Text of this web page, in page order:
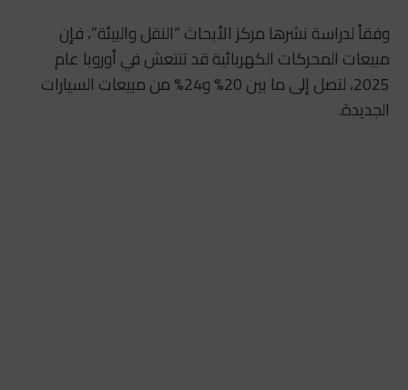
وفقاً لدراسة نشرها مركز الأبحاث “النقل والبيئة”، فإن
مبيعات المحركات الكهربائية قد تنتعش في أوروبا عام
2025، لتصل إلى ما بين 20% و24% من مبيعات السيارات
الجديدة.